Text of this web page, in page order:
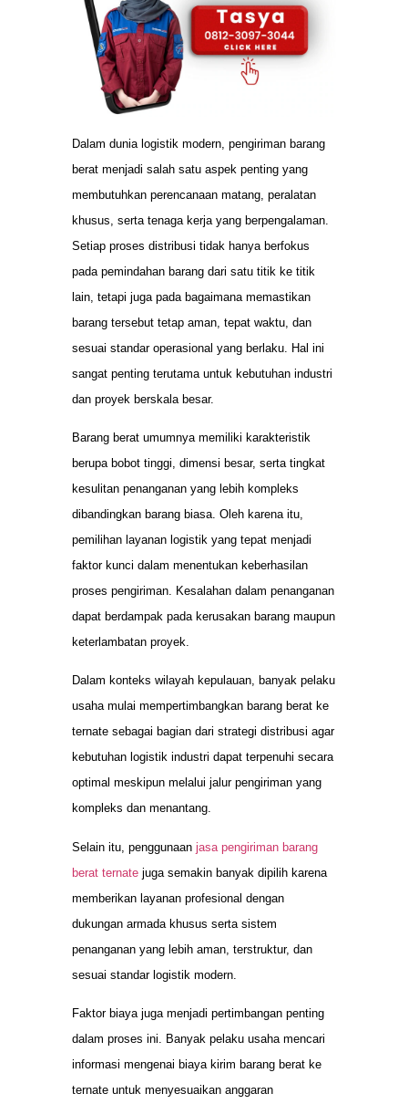
Dalam dunia logistik modern, pengiriman barang
berat menjadi salah satu aspek penting yang
membutuhkan perencanaan matang, peralatan
khusus, serta tenaga kerja yang berpengalaman.
Setiap proses distribusi tidak hanya berfokus
pada pemindahan barang dari satu titik ke titik
lain, tetapi juga pada bagaimana memastikan
barang tersebut tetap aman, tepat waktu, dan
sesuai standar operasional yang berlaku. Hal ini
sangat penting terutama untuk kebutuhan industri
dan proyek berskala besar.
Barang berat umumnya memiliki karakteristik
berupa bobot tinggi, dimensi besar, serta tingkat
kesulitan penanganan yang lebih kompleks
dibandingkan barang biasa. Oleh karena itu,
pemilihan layanan logistik yang tepat menjadi
faktor kunci dalam menentukan keberhasilan
proses pengiriman. Kesalahan dalam penanganan
dapat berdampak pada kerusakan barang maupun
keterlambatan proyek.
Dalam konteks wilayah kepulauan, banyak pelaku
usaha mulai mempertimbangkan barang berat ke
ternate sebagai bagian dari strategi distribusi agar
kebutuhan logistik industri dapat terpenuhi secara
optimal meskipun melalui jalur pengiriman yang
kompleks dan menantang.
Selain itu, penggunaan jasa pengiriman barang
berat ternate juga semakin banyak dipilih karena
memberikan layanan profesional dengan
dukungan armada khusus serta sistem
penanganan yang lebih aman, terstruktur, dan
sesuai standar logistik modern.
Faktor biaya juga menjadi pertimbangan penting
dalam proses ini. Banyak pelaku usaha mencari
informasi mengenai biaya kirim barang berat ke
ternate untuk menyesuaikan anggaran